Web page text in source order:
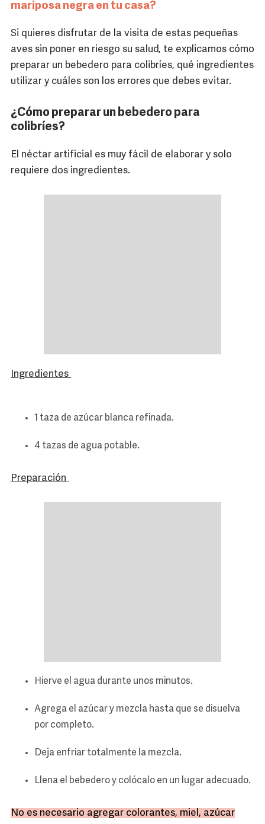
mariposa negra en tu casa?
Si quieres disfrutar de la visita de estas pequeñas
aves sin poner en riesgo su salud, te explicamos cómo
preparar un bebedero para colibríes, qué ingredientes
utilizar y cuáles son los errores que debes evitar.
¿Cómo preparar un bebedero para
colibríes?
El néctar artificial es muy fácil de elaborar y solo
requiere dos ingredientes.
Ingredientes
1 taza de azúcar blanca refinada.
4 tazas de agua potable.
Preparación
Hierve el agua durante unos minutos.
Agrega el azúcar y mezcla hasta que se disuelva
por completo.
Deja enfriar totalmente la mezcla.
Llena el bebedero y colócalo en un lugar adecuado.
No es necesario agregar colorantes, miel, azúcar